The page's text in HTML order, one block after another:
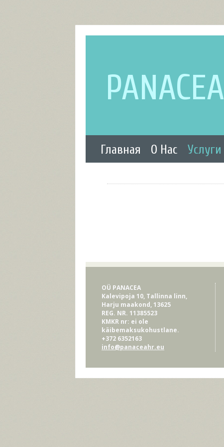
PANACEA
Главная О Нас Услуги
OÜ PANACEA
Kalevipoja 10, Tallinna linn,
Harju maakond, 13625
REG. NR. 11385523
KMKR nr: ei ole
käibemaksukohustlane.
+372 6352163
info@panaceahr.eu